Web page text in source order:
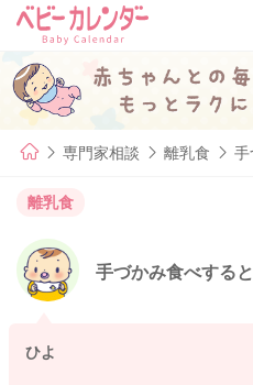
専門家相談 離乳食 手
離乳食
手づかみ食べする
ひよ